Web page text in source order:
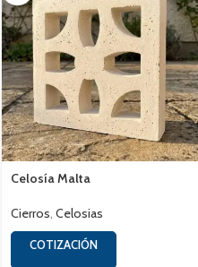
Celosía Malta
Cierros, Celosias
COTIZACIÓN